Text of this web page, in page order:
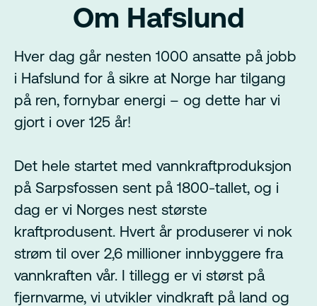
Om Hafslund
Hver dag går nesten 1000 ansatte på jobb
i Hafslund for å sikre at Norge har tilgang
på ren, fornybar energi – og dette har vi
gjort i over 125 år!
Det hele startet med vannkraftproduksjon
på Sarpsfossen sent på 1800-tallet, og i
dag er vi Norges nest største
kraftprodusent. Hvert år produserer vi nok
strøm til over 2,6 millioner innbyggere fra
vannkraften vår. I tillegg er vi størst på
fjernvarme, vi utvikler vindkraft på land og